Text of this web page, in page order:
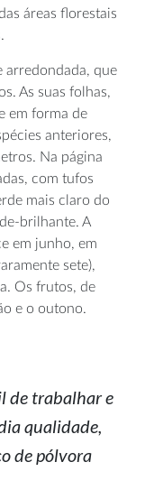
áreas florestais
arredondada, que
As suas folhas,
em forma de
anteriores,
Na página
com tufos
mais claro do
brilhante. A
em junho, em
sete),
Os frutos, de
e o outono.
de trabalhar e
qualidade,
de pólvora